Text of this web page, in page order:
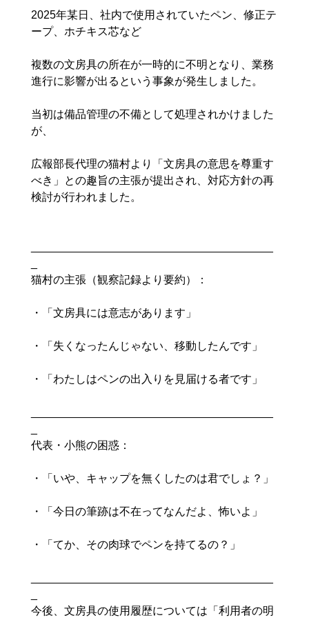
2025年某日、社内で使用されていたペン、修正テ
ープ、ホチキス芯など
複数の文房具の所在が一時的に不明となり、業務
進行に影響が出るという事象が発生しました。
当初は備品管理の不備として処理されかけました
が、
広報部長代理の猫村より「文房具の意思を尊重す
べき」との趣旨の主張が提出され、対応方針の再
検討が行われました。
猫村の主張（観察記録より要約）：
・「文房具には意志があります」
・「失くなったんじゃない、移動したんです」
・「わたしはペンの出入りを見届ける者です」
代表・小熊の困惑：
・「いや、キャップを無くしたのは君でしょ？」
・「今日の筆跡は不在ってなんだよ、怖いよ」
・「てか、その肉球でペンを持てるの？」
今後、文房具の使用履歴については「利用者の明